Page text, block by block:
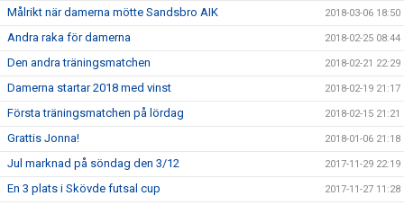
Målrikt när damerna mötte Sandsbro AIK 2018-03-06 18:50
Andra raka för damerna 2018-02-25 08:44
Den andra träningsmatchen 2018-02-21 22:29
Damerna startar 2018 med vinst 2018-02-19 21:17
Första träningsmatchen på lördag 2018-02-15 21:21
Grattis Jonna! 2018-01-06 21:18
Jul marknad på söndag den 3/12 2017-11-29 22:19
En 3 plats i Skövde futsal cup 2017-11-27 11:28